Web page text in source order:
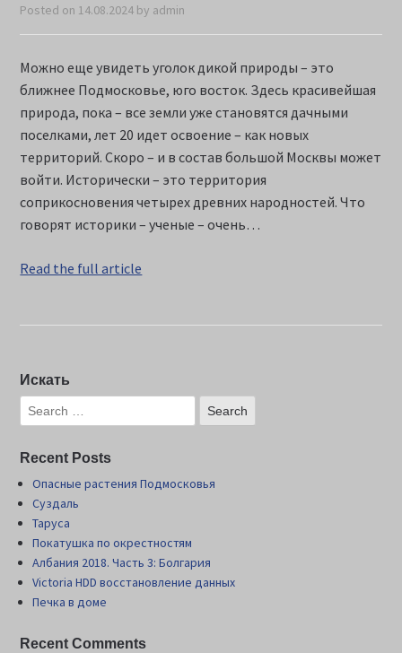
Posted on 14.08.2024 by admin
Можно еще увидеть уголок дикой природы – это
ближнее Подмосковье, юго восток. Здесь красивейшая
природа, пока – все земли уже становятся дачными
поселками, лет 20 идет освоение – как новых
территорий. Скоро – и в состав большой Москвы может
войти. Исторически – это территория
соприкосновения четырех древних народностей. Что
говорят историки – ученые – очень…
Read the full article
Искать
Recent Posts
Опасные растения Подмосковья
Суздаль
Таруса
Покатушка по окрестностям
Албания 2018. Часть 3: Болгария
Victoria HDD восстановление данных
Печка в доме
Recent Comments